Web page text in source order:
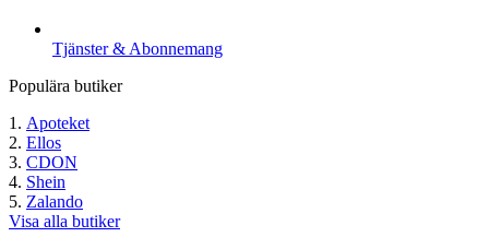
Tjänster & Abonnemang
Populära butiker
Apoteket
Ellos
CDON
Shein
Zalando
Visa alla butiker